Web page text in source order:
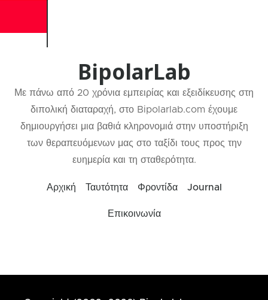
BipolarLab
Με πάνω από 20 χρόνια εμπειρίας και εξειδίκευσης στη
διπολική διαταραχή, στο Bipolarlab.com έχουμε
δημιουργήσει μια βαθιά κληρονομιά στην υποστήριξη
των θεραπευόμενων μας στο ταξίδι τους προς την
ευημερία και τη σταθερότητα.
Αρχική Ταυτότητα Φροντίδα Journal
Επικοινωνία